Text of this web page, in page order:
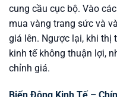
cung cầu cục bộ. Vào
mua vàng trang sức và
giá lên. Ngược lại, khi thị
kinh tế không thuận lợi,
chỉnh giá.